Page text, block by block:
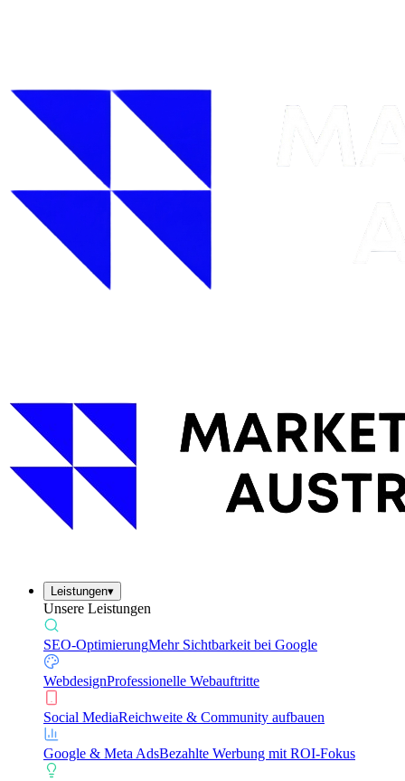
Leistungen▾
Unsere Leistungen
SEO-OptimierungMehr Sichtbarkeit bei Google
WebdesignProfessionelle Webauftritte
Social MediaReichweite & Community aufbauen
Google & Meta AdsBezahlte Werbung mit ROI-Fokus